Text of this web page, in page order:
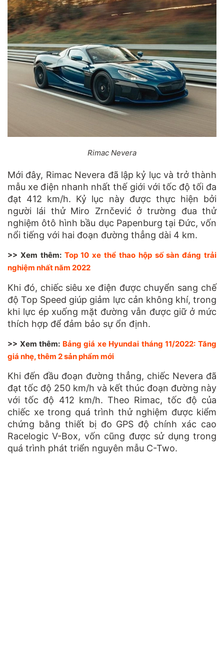
Rimac Nevera
Mới đây, Rimac Nevera đã lập kỷ lục và trở thành
mẫu xe điện nhanh nhất thế giới với tốc độ tối đa
đạt 412 km/h. Kỷ lục này được thực hiện bởi
người lái thử Miro Zrnčević ở trường đua thử
nghiệm ôtô hình bầu dục Papenburg tại Đức, vốn
nổi tiếng với hai đoạn đường thẳng dài 4 km.
>> Xem thêm: Top 10 xe thể thao hộp số sàn đáng trải
nghiệm nhất năm 2022
Khi đó, chiếc siêu xe điện được chuyển sang chế
độ Top Speed giúp giảm lực cản không khí, trong
khi lực ép xuống mặt đường vẫn được giữ ở mức
thích hợp để đảm bảo sự ổn định.
>> Xem thêm: Bảng giá xe Hyundai tháng 11/2022: Tăng
giá nhẹ, thêm 2 sản phẩm mới
Khi đến đầu đoạn đường thẳng, chiếc Nevera đã
đạt tốc độ 250 km/h và kết thúc đoạn đường này
với tốc độ 412 km/h. Theo Rimac, tốc độ của
chiếc xe trong quá trình thử nghiệm được kiểm
chứng bằng thiết bị đo GPS độ chính xác cao
Racelogic V-Box, vốn cũng được sử dụng trong
quá trình phát triển nguyên mẫu C-Two.